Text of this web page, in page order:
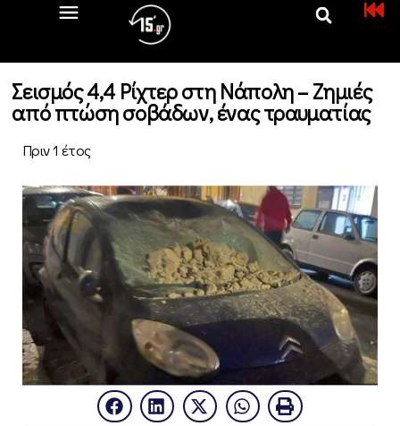
Σεισμός 4,4 Ρίχτερ στη Νάπολη – Ζημιές
από πτώση σοβάδων, ένας τραυματίας
Πριν 1 έτος